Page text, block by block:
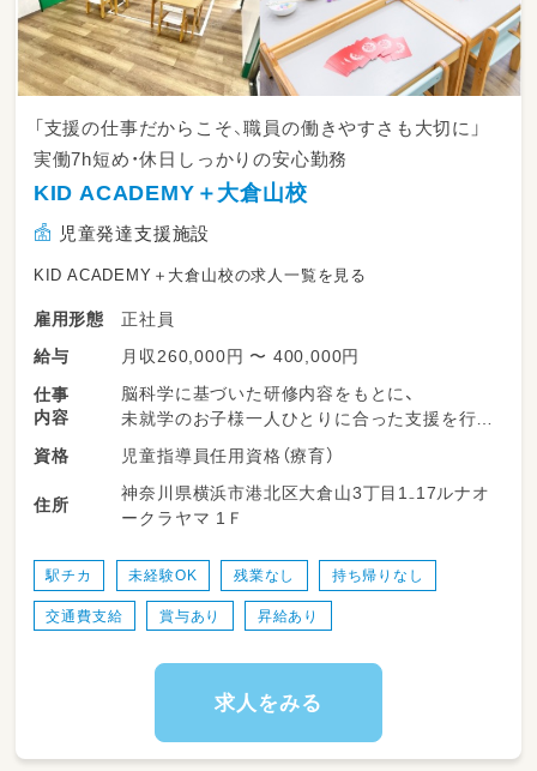
「支援の仕事だからこそ、職員の働きやすさも大切に」
実働7h短め・休日しっかりの安心勤務
KID ACADEMY＋大倉山校
児童発達支援施設
KID ACADEMY＋大倉山校の求人一覧を見る
雇用形態
正社員
給与
月収260,000円 〜 400,000円
仕事
内容
脳科学に基づいた研修内容をもとに、
未就学のお子様一人ひとりに合った支援を行い
ます。
日々のお子様の様子をスタッフ間で共有しなが
ら、
「療育に興味はあるけど、忙しすぎる職場は不
安…」
当事業所では、1日7時間勤務・残業ほぼなし。
を大切にしています。
資格 児童指導員任用資格（療育）
住所
神奈川県横浜市港北区大倉山3丁目1₋17ルナオ
ークラヤマ 1Ｆ
駅チカ 未経験OK 残業なし 持ち帰りなし
交通費支給 賞与あり 昇給あり
求人をみる